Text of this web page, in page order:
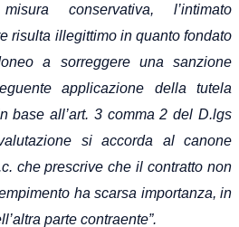
conservativa, l’intimato
risulta illegittimo in quanto fondato
a sorreggere una sanzione
applicazione della tutela
base all’art. 3 comma 2 del D.lgs
si accorda al canone
che prescrive che il contratto non
ha scarsa importanza, in
parte contraente”.